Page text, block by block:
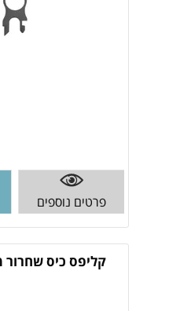
פרטים נוספים
קליפס כיס שחרור מהיר